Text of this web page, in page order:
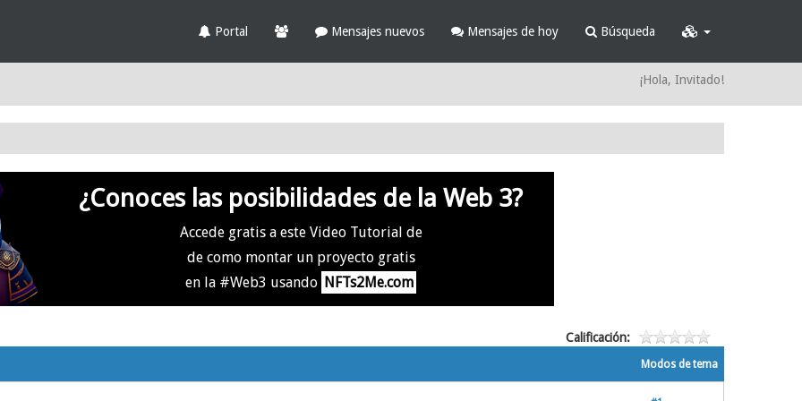
Portal Mensajes nuevos Mensajes de hoy Búsqueda
¡Hola, Invitado!
¿Conoces las posibilidades de la Web 3?
Accede gratis a este Video Tutorial de
de como montar un proyecto gratis
en la #Web3 usando NFTs2Me.com
Calificación:
Modos de tema